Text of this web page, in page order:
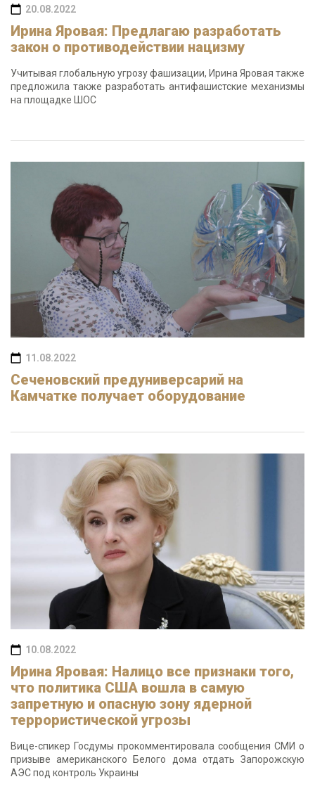
20.08.2022
Ирина Яровая: Предлагаю разработать
закон о противодействии нацизму
Учитывая глобальную угрозу фашизации, Ирина Яровая также
предложила также разработать антифашистские механизмы
на площадке ШОС
11.08.2022
Сеченовский предуниверсарий на
Камчатке получает оборудование
10.08.2022
Ирина Яровая: Налицо все признаки того,
что политика США вошла в самую
запретную и опасную зону ядерной
террористической угрозы
Вице-спикер Госдумы прокомментировала сообщения СМИ о
призыве американского Белого дома отдать Запорожскую
АЭС под контроль Украины